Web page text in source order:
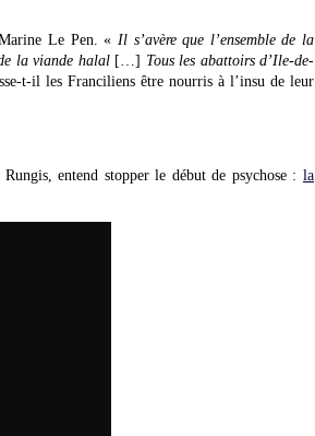
Le Pen. « Il s’avère que l’ensemble de la
la viande halal […] Tous les abattoirs d’Ile-de-
t-il les Franciliens être nourris à l’insu de leur
entend stopper le début de psychose : la